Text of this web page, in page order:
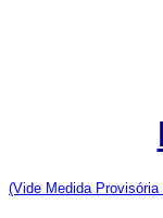
(Vide Medida Provisória